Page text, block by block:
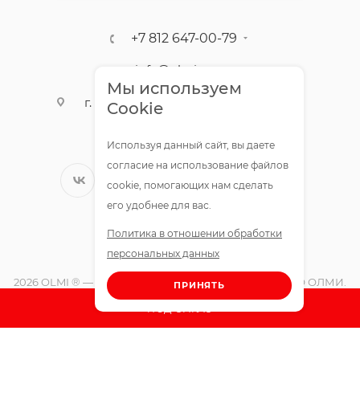
ПОД ЗАКАЗ
+7 812 647-00-79
info@olmigroup.ru
г. Санкт-Петербург, ул. Мебельная,
12,1 офис 210
2026 OLMI ® — официальный интернет-магазин ООО ОЛМИ.
Все права защищены.
Мы используем
Cookie
Используя данный сайт, вы даете
согласие на использование файлов
cookie, помогающих нам сделать
его удобнее для вас.
Политика в отношении обработки
персональных данных
ПРИНЯТЬ